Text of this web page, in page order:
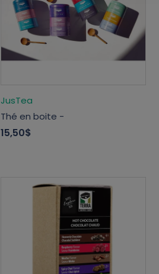
JusTea
Thé en boite -
15,50$